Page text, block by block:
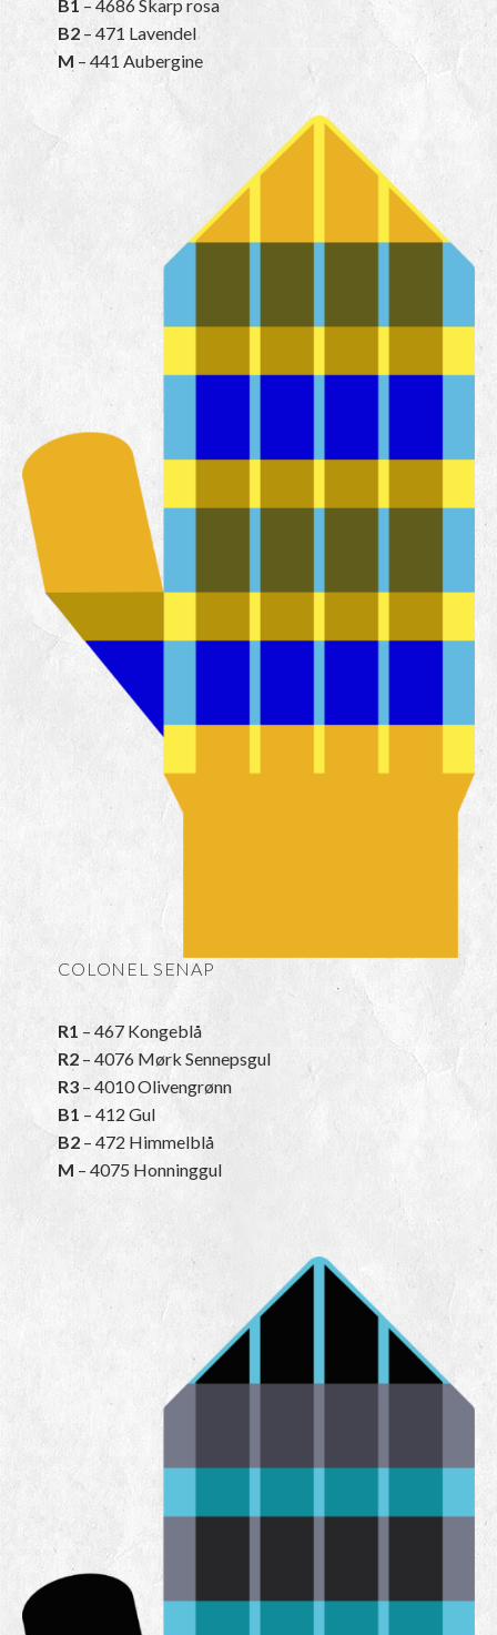
B1 – 4686 Skarp rosa
B2 – 471 Lavendel
M – 441 Aubergine
COLONEL SENAP
R1 – 467 Kongeblå
R2 – 4076 Mørk Sennepsgul
R3 – 4010 Olivengrønn
B1 – 412 Gul
B2 – 472 Himmelblå
M – 4075 Honninggul